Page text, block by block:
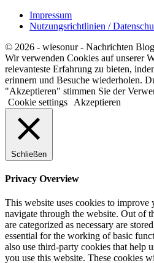
Impressum
Nutzungsrichtlinien /
© 2026 - wiesonur - Nachrichten
Wir verwenden Cookies auf unserer
relevanteste Erfahrung zu bieten,
erinnern und Besuche wiederholen.
"Akzeptieren" stimmen Sie der
Cookie settings
Akzeptieren
Schließen
Privacy Overview
This website uses cookies to
navigate through the website. Out of
are categorized as necessary are
essential for the working of basic
also use third-party cookies that help
you use this website. These cookies